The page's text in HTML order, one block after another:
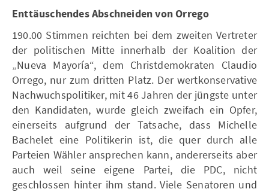
Enttäuschendes Abschneiden von Orrego
190.00 Stimmen reichten bei dem zweiten Vertreter
der politischen Mitte innerhalb der Koalition der
„Nueva Mayoría“, dem Christdemokraten Claudio
Orrego, nur zum dritten Platz. Der wertkonservative
Nachwuchspolitiker, mit 46 Jahren der jüngste unter
den Kandidaten, wurde gleich zweifach ein Opfer,
einerseits aufgrund der Tatsache, dass Michelle
Bachelet eine Politikerin ist, die quer durch alle
Parteien Wähler ansprechen kann, andererseits aber
auch weil seine eigene Partei, die PDC, nicht
geschlossen hinter ihm stand. Viele Senatoren und